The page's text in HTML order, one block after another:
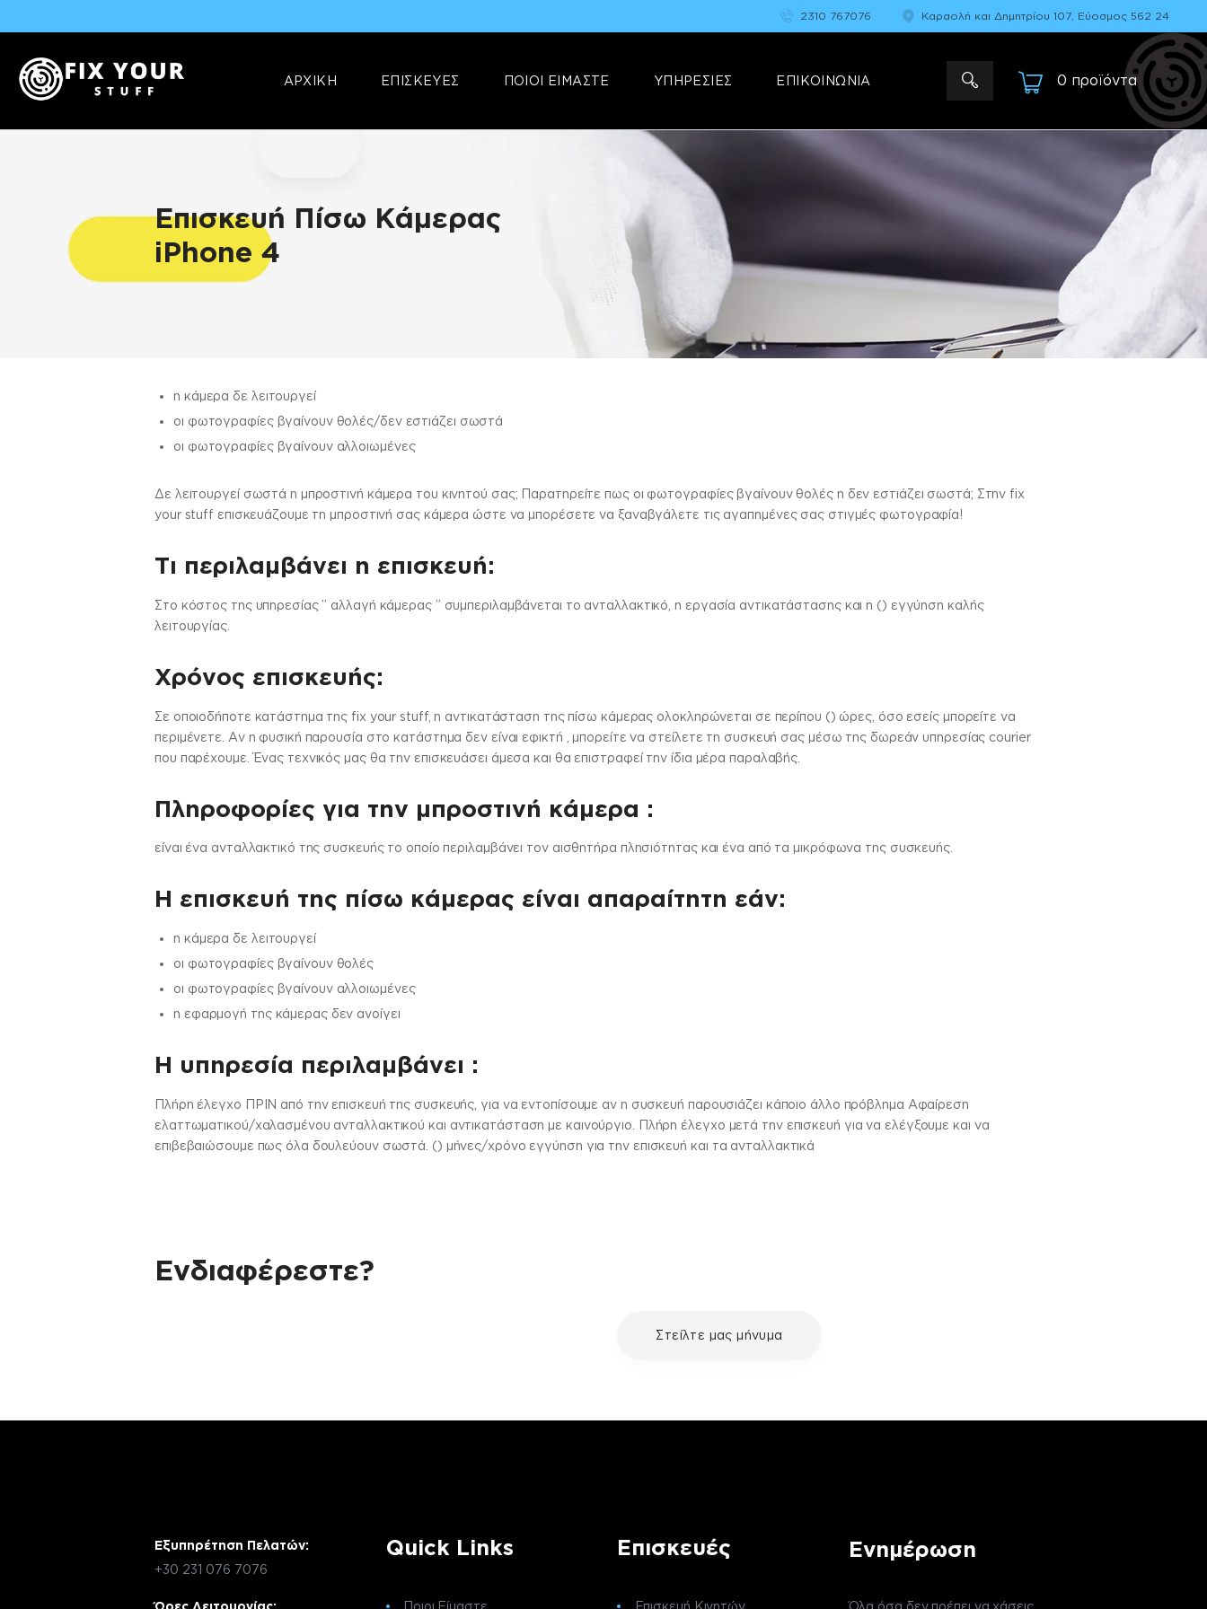
2310 767076 Καραολή και Δημητρίου 107, Εύοσμος 562 24
ΑΡΧΙΚΗ ΕΠΙΣΚΕΥΕΣ ΠΟΙΟΙ ΕΙΜΑΣΤΕ ΥΠΗΡΕΣΙΕΣ ΕΠΙΚΟΙΝΩΝΙΑ 0 προϊόντα-
Επισκευές & Πωλήσεις Ηλεκτρονικών Συσκευών &Αξεσουάρ
Επισκευή Πίσω Κάμερας
iPhone 4
η κάμερα δε λειτουργεί
οι φωτογραφίες βγαίνουν θολές/δεν εστιάζει σωστά
οι φωτογραφίες βγαίνουν αλλοιωμένες
Δε λειτουργεί σωστά η μπροστινή κάμερα του κινητού σας; Παρατηρείτε πως οι φωτογραφίες βγαίνουν θολές η δεν εστιάζει σωστά; Στην fix
your stuff επισκευάζουμε τη μπροστινή σας κάμερα ώστε να μπορέσετε να ξαναβγάλετε τις αγαπημένες σας στιγμές φωτογραφία!
Τι περιλαμβάνει η επισκευή:
Στo κόστος της υπηρεσίας ” αλλαγή κάμερας ” συμπεριλαμβάνεται το ανταλλακτικό, η εργασία αντικατάστασης και η () εγγύηση καλής
λειτουργίας.
Χρόνος επισκευής:
Σε οποιοδήποτε κατάστημα της fix your stuff, η αντικατάσταση της πίσω κάμερας ολοκληρώνεται σε περίπου () ώρες, όσο εσείς μπορείτε να
περιμένετε. Αν η φυσική παρουσία στο κατάστημα δεν είναι εφικτή , μπορείτε να στείλετε τη συσκευή σας μέσω της δωρεάν υπηρεσίας courier
που παρέχουμε. Ένας τεχνικός μας θα την επισκευάσει άμεσα και θα επιστραφεί την ίδια μέρα παραλαβής.
Πληροφορίες για την μπροστινή κάμερα :
είναι ένα ανταλλακτικό της συσκευής το οποίο περιλαμβάνει τον αισθητήρα πλησιότητας και ένα από τα μικρόφωνα της συσκευής.
Η επισκευή της πίσω κάμερας είναι απαραίτητη εάν:
η κάμερα δε λειτουργεί
οι φωτογραφίες βγαίνουν θολές
οι φωτογραφίες βγαίνουν αλλοιωμένες
η εφαρμογή της κάμερας δεν ανοίγει
H υπηρεσία περιλαμβάνει :
Πλήρη έλεγχο ΠΡΙΝ από την επισκευή της συσκευής, για να εντοπίσουμε αν η συσκευή παρουσιάζει κάποιο άλλο πρόβλημα Αφαίρεση
ελαττωματικού/χαλασμένου ανταλλακτικού και αντικατάσταση με καινούργιο. Πλήρη έλεγχο μετά την επισκευή για να ελέγξουμε και να
επιβεβαιώσουμε πως όλα δουλεύουν σωστά. () μήνες/χρόνο εγγύηση για την επισκευή και τα ανταλλακτικά
Ενδιαφέρεστε?
Στείλτε μας μήνυμα
Εξυπηρέτηση Πελατών:
+30 231 076 7076
Ώρες Λειτουργίας:
Quick Links
Ποιοι Είμαστε
Επισκευές
Επισκευή Κινητών
Ενημέρωση
Όλα όσα δεν πρέπει να χάσεις,